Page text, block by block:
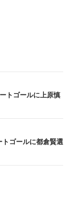
トゴールに上原慎
ゴールに都倉賢選